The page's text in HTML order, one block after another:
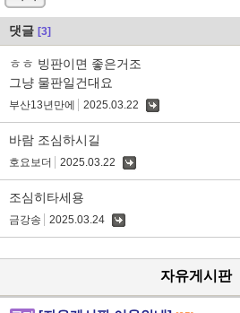
댓글 [3]
ㅎㅎ 빙판이면 좋은거조
그냥 물판일건대요
부산13년만에 2025.03.22
바람 조심하시길
호요보더 2025.03.22
조심히타세용
금강송 2025.03.24
자유게시판